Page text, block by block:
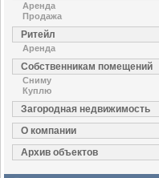
Аренда
Продажа
Ритейл
Аренда
Собственникам помещений
Сниму
Куплю
Загородная недвижимость
О компании
Архив объектов